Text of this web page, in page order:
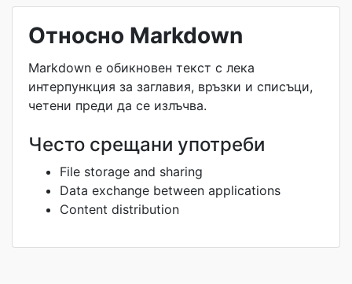
Относно Markdown
Markdown е обикновен текст с лека
интерпункция за заглавия, връзки и списъци,
четени преди да се излъчва.
Често срещани употреби
File storage and sharing
Data exchange between applications
Content distribution